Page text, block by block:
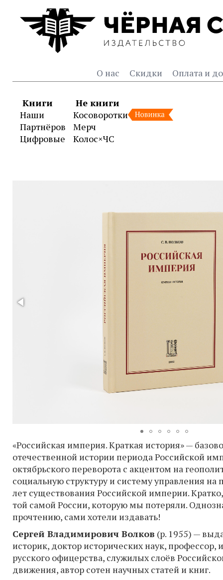
О нас Скидки Оплата и
Книги
Наши
Партнёров
Цифровые
Не книги
Косоворотки
Мерч
Колос×ЧС
«Российская империя. Краткая история» —
отечественной истории периода Российской
октябрьского переворота с акцентом на
социальную структуру и систему управления на
лет существования Российской империи.
той самой России, которую мы потеряли.
прочтению, сами хотели издавать!
Сергей Владимирович Волков (р. 1955) —
историк, доктор исторических наук, профессор,
русского офицерства, служилых слоёв
движения, автор сотен научных статей и книг.